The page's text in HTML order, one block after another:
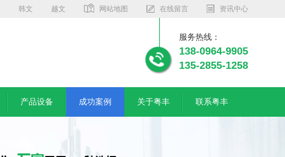
韩文 越文 网站地图 在线留言 资讯中心
服务热线：
138-0964-9905
135-2855-1258
产品设备 成功案例 关于粤丰 联系粤丰